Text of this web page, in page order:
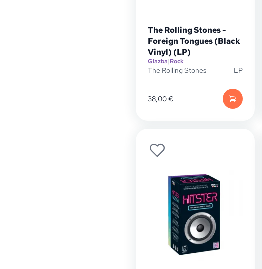
The Rolling Stones -
Foreign Tongues (Black
Vinyl) (LP)
Glazba|Rock
The Rolling Stones LP
38,00€